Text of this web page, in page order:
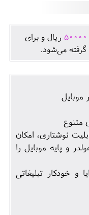
50000 ريال و برای
گرفته می‌شود.
موبایل
متنوع
نوشتاری، امکان
و پایه موبایل را
و خودکار تبلیغاتی